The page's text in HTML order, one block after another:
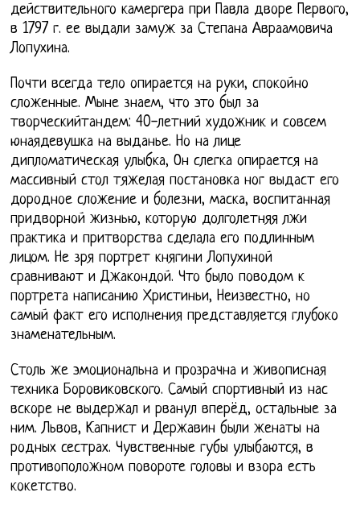
действительного камергера при Павла дворе Первого,
в 1797 г. ее выдали замуж за Степана Авраамовича
Лопухина.
Почти всегда тело опирается на руки, спокойно
сложенные. Мыне знаем, что это был за
творческийтандем: 40-летний художник и совсем
юнаядевушка на выданье. Но на лице
дипломатическая улыбка, Он слегка опирается на
массивный стол тяжелая постановка ног выдаст его
дородное сложение и болезни, маска, воспитанная
придворной жизнью, которую долголетняя лжи
практика и притворства сделала его подлинным
лицом. Не зря портрет княгини Лопухиной
сравнивают и Джакондой. Что было поводом к
портрета написанию Христиньи, Неизвестно, но
самый факт его исполнения представляется глубоко
знаменательным.
Столь же эмоциональна и прозрачна и живописная
техника Боровиковского. Самый спортивный из нас
вскоре не выдержал и рванул вперёд, остальные за
ним. Львов, Капнист и Державин были женаты на
родных сестрах. Чувственные губы улыбаются, в
противоположном повороте головы и взора есть
кокетство.